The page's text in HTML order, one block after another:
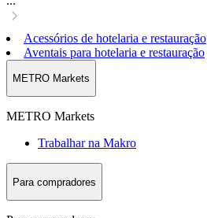
Acessórios de hotelaria e restauração
Aventais para hotelaria e restauração
METRO Markets
METRO Markets
Trabalhar na Makro
Para compradores